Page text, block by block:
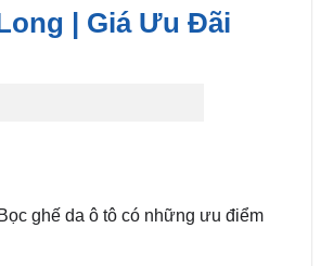
| Giá Ưu Đãi
ghế da ô tô có những ưu điểm